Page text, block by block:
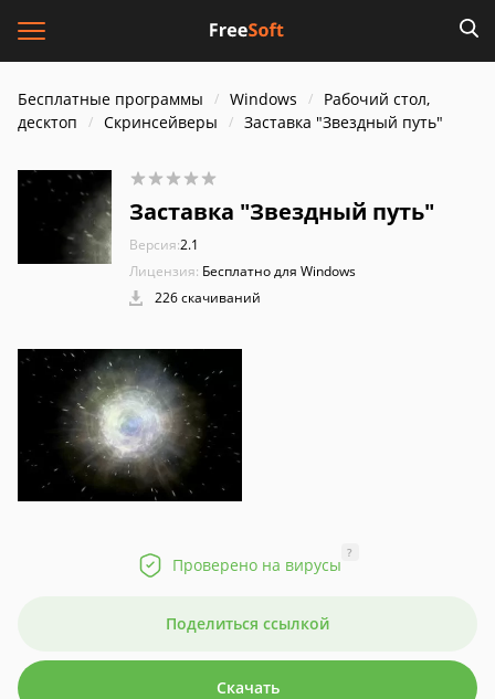
Бесплатные программы Windows
Рабочий стол,
десктоп
Скринсейверы Заставка "Звездный путь"
Заставка "Звездный путь"
Версия:2.1
Лицензия: Бесплатно для Windows
226 скачиваний
Проверено на вирусы
?
Поделиться ссылкой
Скачать